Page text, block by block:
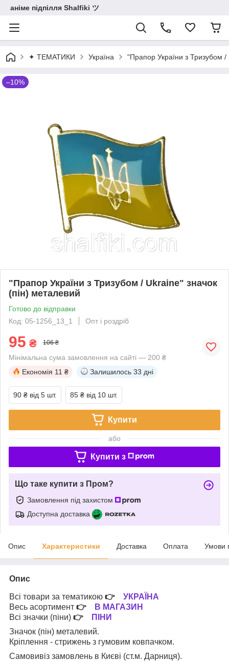
аніме підпілля Shalfiki ツ
✦ ТЕМАТИКИ Україна "Прапор України з Тризубом
–10%
"Прапор України з Тризубом / Ukraine" значок
(пін) металевий
Готово до відправки
Код: 05-1256_13_1
Опт і роздріб
95 ₴ 106 ₴
Мінімальна сума замовлення на сайті — 200 ₴
Економія 11 ₴ Залишилось 33 дні
90 ₴ від 5 шт. 85 ₴ від 10 шт.
Купити
або
Купити з
Що таке купити з Пром?
Замовлення під захистом
Доступна доставка
Опис Характеристики Доставка Оплата Умови
Опис
Всі товари за тематикою 👉 УКРАЇНА
Весь асортимент 👉
В МАГАЗИН
Всі значки (піни) 👉
ПІНИ
Значок (пін) металевий.
Кріплення - стрижень з гумовим ковпачком.
Самовивіз замовлень в Києві (ст.м. Дарниця).